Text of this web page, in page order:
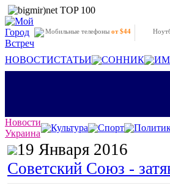
Мобильные телефоны от $44
НОВОСТИСТАТЬИ СОННИК
Новости
Украина
Культура Спорт
19 Января 2016
Советский Союз -